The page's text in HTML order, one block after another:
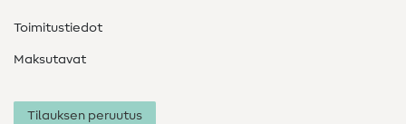
Toimitustiedot
Maksutavat
Tilauksen peruutus